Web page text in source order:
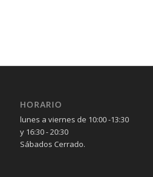
HORARIO
lunes a viernes de 10:00 -13:30
y 16:30 - 20:30
Sábados Cerrado.